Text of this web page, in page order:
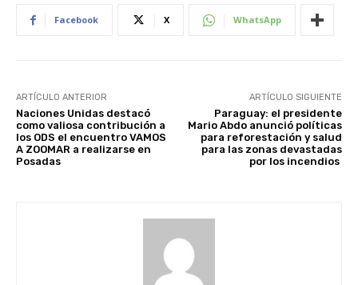
Facebook X WhatsApp
ARTÍCULO ANTERIOR
Naciones Unidas destacó
como valiosa contribución a
los ODS el encuentro VAMOS
A ZOOMAR a realizarse en
Posadas
ARTÍCULO SIGUIENTE
Paraguay: el presidente
Mario Abdo anunció políticas
para reforestación y salud
para las zonas devastadas
por los incendios